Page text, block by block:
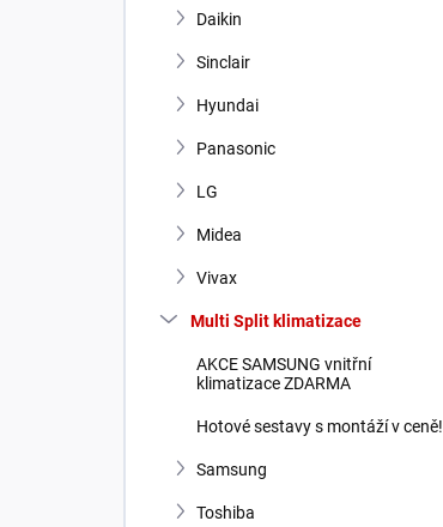
Daikin
Sinclair
Hyundai
Panasonic
LG
Midea
Vivax
Multi Split klimatizace
AKCE SAMSUNG vnitřní
klimatizace ZDARMA
Hotové sestavy s montáží v ceně!
Samsung
Toshiba